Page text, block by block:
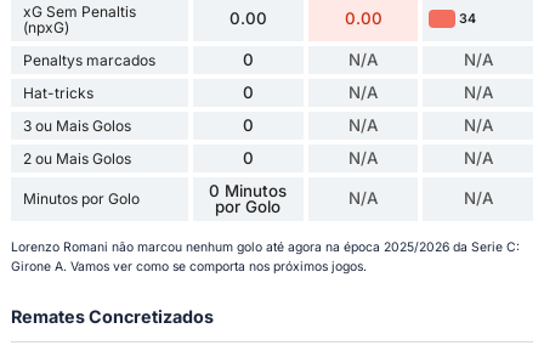
xG Sem Penaltis
(npxG)
0.00 0.00 34
Penaltys marcados 0 N/A N/A
Hat-tricks 0 N/A N/A
3 ou Mais Golos 0 N/A N/A
2 ou Mais Golos 0 N/A N/A
Minutos por Golo
0 Minutos
por Golo
N/A N/A
Lorenzo Romani não marcou nenhum golo até agora na época 2025/2026 da Serie C:
Girone A. Vamos ver como se comporta nos próximos jogos.
Remates Concretizados